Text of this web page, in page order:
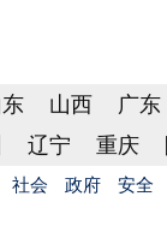
山西 广东
辽宁 重庆
社会 政府 安全